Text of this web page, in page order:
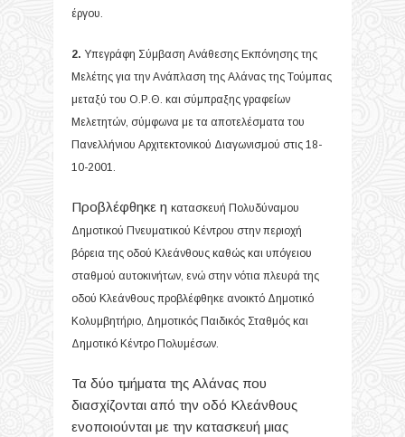
έργου.
2. Υπεγράφη Σύμβαση Ανάθεσης Εκπόνησης της
Μελέτης για την Ανάπλαση της Αλάνας της Τούμπας
μεταξύ του Ο.Ρ.Θ. και σύμπραξης γραφείων
Μελετητών, σύμφωνα με τα αποτελέσματα του
Πανελλήνιου Αρχιτεκτονικού Διαγωνισμού στις 18-
10-2001.
Προβλέφθηκε η κατασκευή Πολυδύναμου
Δημοτικού Πνευματικού Κέντρου στην περιοχή
βόρεια της οδού Κλεάνθους καθώς και υπόγειου
σταθμού αυτοκινήτων, ενώ στην νότια πλευρά της
οδού Κλεάνθους προβλέφθηκε ανοικτό Δημοτικό
Κολυμβητήριο, Δημοτικός Παιδικός Σταθμός και
Δημοτικό Κέντρο Πολυμέσων.
Τα δύο τμήματα της Αλάνας που
διασχίζονται από την οδό Κλεάνθους
ενοποιούνται με την κατασκευή μιας